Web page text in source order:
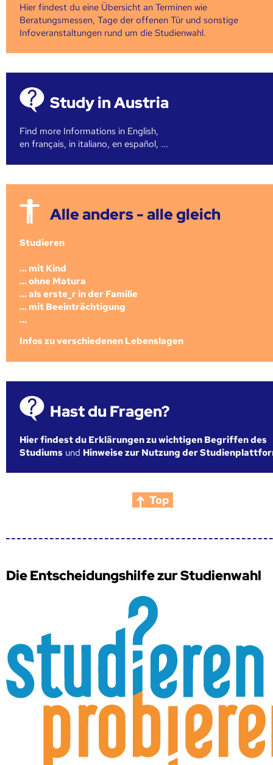
Hier findest du eine Übersicht an Terminen wie
Beratungsmessen, Tage der offenen Tür und sonstige
Infoveranstaltungen rund um die Studienwahl.
Study in Austria
Find more Informations in English,
en français, in italiano, en español, ...
Alle anders - alle gleich
Studieren
... mit Kind
... ohne Matura
... als erste_r in der Familie
... mit Beeinträchtigung
...
Infos zu verschiedenen Lebenslagen
Hast du Fragen?
Hier findest du Erklärungen zu wichtigen Begriffen des
Studiums und Hinweise zur Nutzung der
Top
Die Entscheidungshilfe zur Studienwahl